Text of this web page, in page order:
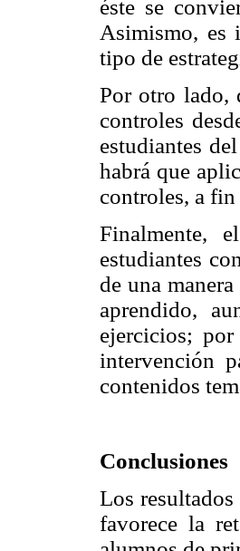
éste se
Asimismo, es
tipo de
Por otro lado,
controles
estudiantes
habrá que
controles, a fin
Finalmente,
estudiantes
de una
aprendido,
ejercicios;
intervención
contenidos
Conclusiones
Los
favorece la